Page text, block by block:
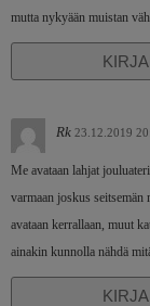
mutta nykyään muistan
Rk 23.12.2019
Me avataan lahjat
varmaan joskus seitsemän
avataan kerrallaan, muut
ainakin kunnolla nähdä